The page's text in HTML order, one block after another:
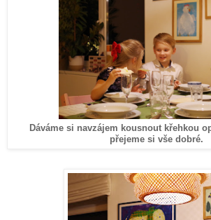
Dáváme si navzájem kousnout křehkou
přejeme si vše dobré.